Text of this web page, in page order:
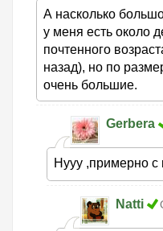
А насколько
у меня есть около
почтенного
назад), но по
очень большие.
Gerbera
Нууу ,примерно с
Natti